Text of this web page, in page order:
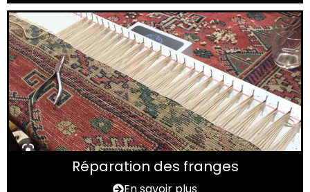
Réparation des franges
En savoir plus